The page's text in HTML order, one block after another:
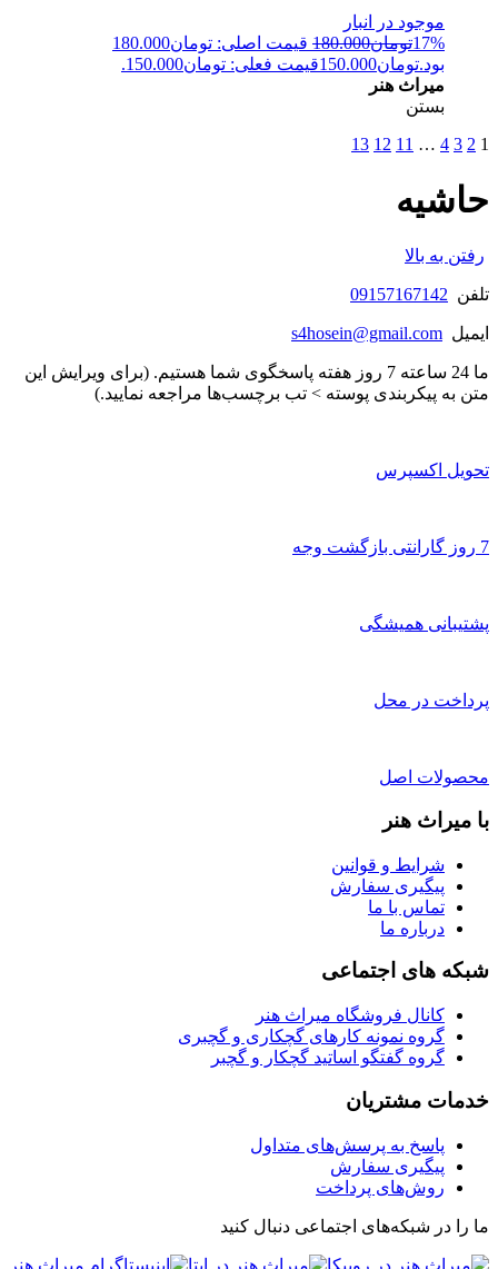
موجود در انبار
17%تومان180.000
قیمت اصلی: تومان180.000
بود.تومان150.000قیمت فعلی: تومان150.000.
میراث هنر
بستن
1
2
3
4
…
11
12
13
حاشیه
رفتن به بالا
تلفن 09157167142
ایمیل s4hosein@gmail.com
ما 24 ساعته 7 روز هفته پاسخگوی شما هستیم. (برای ویرایش این
متن به پیکربندی پوسته > تب برچسب‌ها مراجعه نمایید.)
تحویل اکسپرس
7 روز گارانتی بازگشت وجه
پشتیبانی همیشگی
پرداخت در محل
محصولات اصل
با میراث هنر
شرایط و قوانین
پیگیری سفارش
تماس با ما
درباره ما
شبکه های اجتماعی
کانال فروشگاه میراث هنر
گروه نمونه کارهای گچکاری و گچبری
گروه گفتگو اساتید گچکار و گچبر
خدمات مشتریان
پاسخ به پرسش‌های متداول
پیگیری سفارش
روش‌های پرداخت
ما را در شبکه‌های اجتماعی دنبال کنید